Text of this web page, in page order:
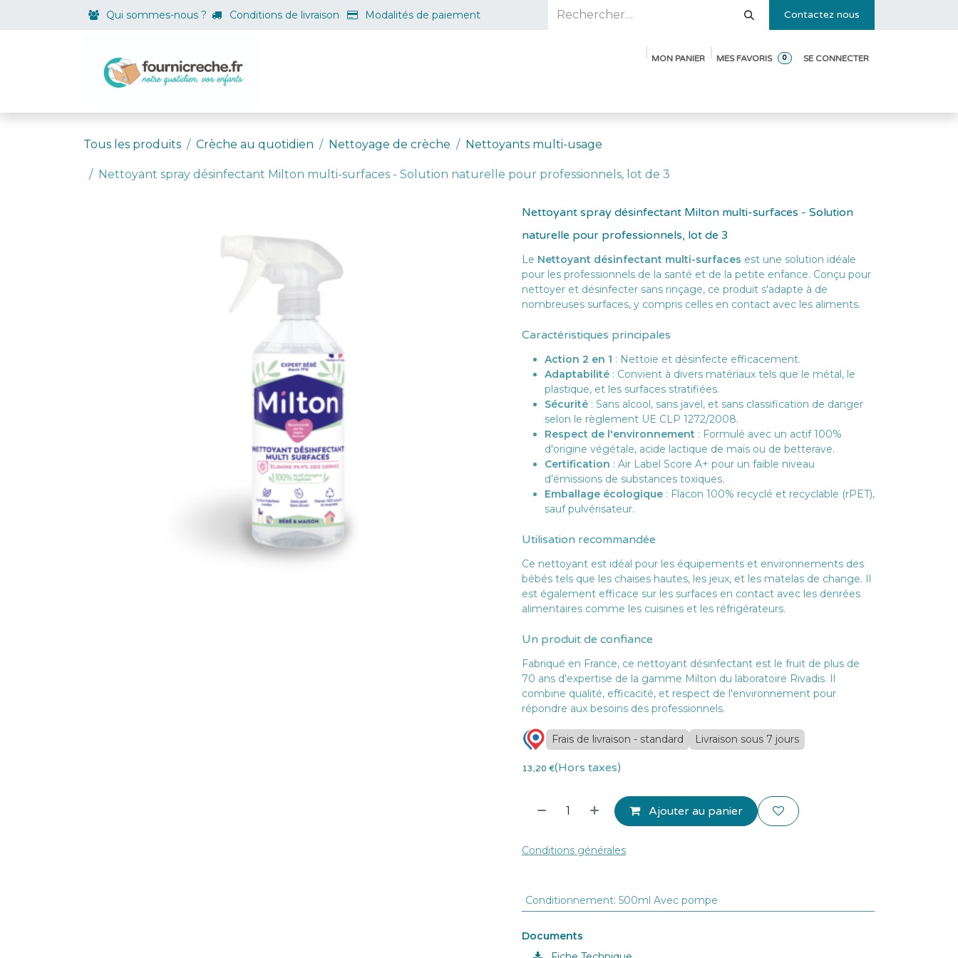
Se rendre au contenuQui sommes-nous ? Conditions de livraison Modalités de paiement Contactez nous
MON PANIER 0
MES FAVORIS SE CONNECTER
Tous les produits Crèche au quotidien Nettoyage de crèche Nettoyants multi-usage
Nettoyant spray désinfectant Milton multi-surfaces - Solution naturelle pour professionnels, lot de 3
Nettoyant spray désinfectant Milton multi-surfaces - Solution
naturelle pour professionnels, lot de 3
Le Nettoyant désinfectant multi-surfaces est une solution idéale
pour les professionnels de la santé et de la petite enfance. Conçu pour
nettoyer et désinfecter sans rinçage, ce produit s'adapte à de
nombreuses surfaces, y compris celles en contact avec les aliments.
Caractéristiques principales
Action 2 en 1 : Nettoie et désinfecte efficacement.
Adaptabilité : Convient à divers matériaux tels que le métal, le
plastique, et les surfaces stratifiées.
Sécurité : Sans alcool, sans javel, et sans classification de danger
selon le règlement UE CLP 1272/2008.
Respect de l'environnement : Formulé avec un actif 100%
d'origine végétale, acide lactique de maïs ou de betterave.
Certification : Air Label Score A+ pour un faible niveau
d’émissions de substances toxiques.
Emballage écologique : Flacon 100% recyclé et recyclable (rPET),
sauf pulvérisateur.
Utilisation recommandée
Ce nettoyant est idéal pour les équipements et environnements des
bébés tels que les chaises hautes, les jeux, et les matelas de change. Il
est également efficace sur les surfaces en contact avec les denrées
alimentaires comme les cuisines et les réfrigérateurs.
Un produit de confiance
Fabriqué en France, ce nettoyant désinfectant est le fruit de plus de
70 ans d'expertise de la gamme Milton du laboratoire Rivadis. Il
combine qualité, efficacité, et respect de l'environnement pour
répondre aux besoins des professionnels.
Frais de livraison - standard Livraison sous 7 jours
13,20 €(Hors taxes)
Ajouter au panier
Conditions générales
Conditionnement: 500ml Avec pompe
Documents